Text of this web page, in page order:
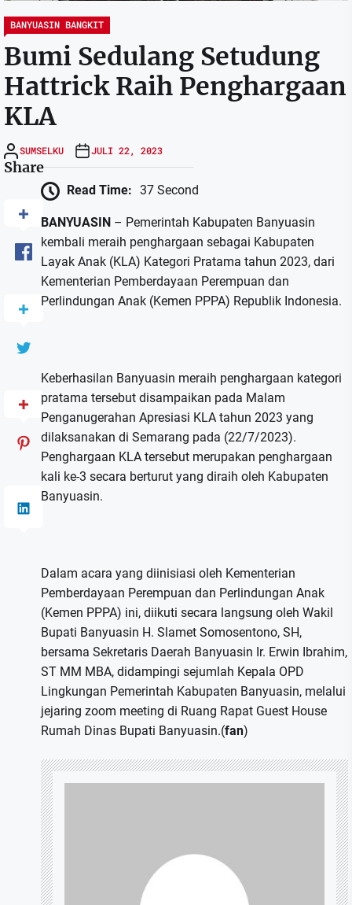
BANYUASIN BANGKIT
Bumi Sedulang Setudung
Hattrick Raih Penghargaan
KLA
SUMSELKU JULI 22, 2023
Share
Read Time: 37 Second
BANYUASIN– Pemerintah Kabupaten Banyuasin
kembali meraih penghargaan sebagai Kabupaten
Layak Anak (KLA) Kategori Pratama tahun 2023, dari
Kementerian Pemberdayaan Perempuan dan
Perlindungan Anak (Kemen PPPA) Republik Indonesia.
Keberhasilan Banyuasin meraih penghargaan kategori
pratama tersebut disampaikan pada Malam
Penganugerahan Apresiasi KLA tahun 2023 yang
dilaksanakan di Semarang pada (22/7/2023).
Penghargaan KLA tersebut merupakan penghargaan
kali ke-3 secara berturut yang diraih oleh Kabupaten
Banyuasin.
Dalam acara yang diinisiasi oleh Kementerian
Pemberdayaan Perempuan dan Perlindungan Anak
(Kemen PPPA) ini, diikuti secara langsung oleh Wakil
Bupati Banyuasin H. Slamet Somosentono, SH,
bersama Sekretaris Daerah Banyuasin Ir. Erwin Ibrahim,
ST MM MBA, didampingi sejumlah Kepala OPD
Lingkungan Pemerintah Kabupaten Banyuasin, melalui
jejaring zoom meeting di Ruang Rapat Guest House
Rumah Dinas Bupati Banyuasin.(fan)